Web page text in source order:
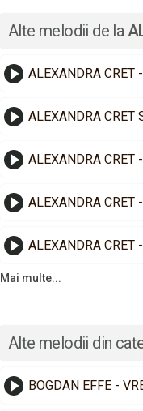
Alte melodii de la
ALEXANDRA CRET
ALEXANDRA CRET
ALEXANDRA CRET
ALEXANDRA CRET
ALEXANDRA CRET
Mai multe...
Alte melodii din
BOGDAN EFFE -